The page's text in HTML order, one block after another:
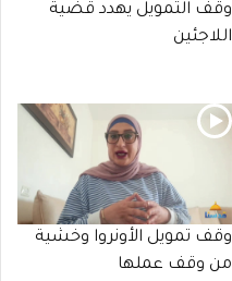
وقف التمويل يهدد قضية
اللاجئين
وقف تمويل الأونروا وخشية
من وقف عملها